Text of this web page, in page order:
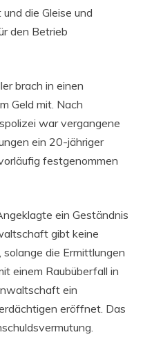
die Gleise und
den Betrieb
brach in einen
Geld mit. Nach
war vergangene
ein 20-jähriger
festgenommen
ein Geständnis
gibt keine
die Ermittlungen
einem Raubüberfall in
ein
eröffnet. Das